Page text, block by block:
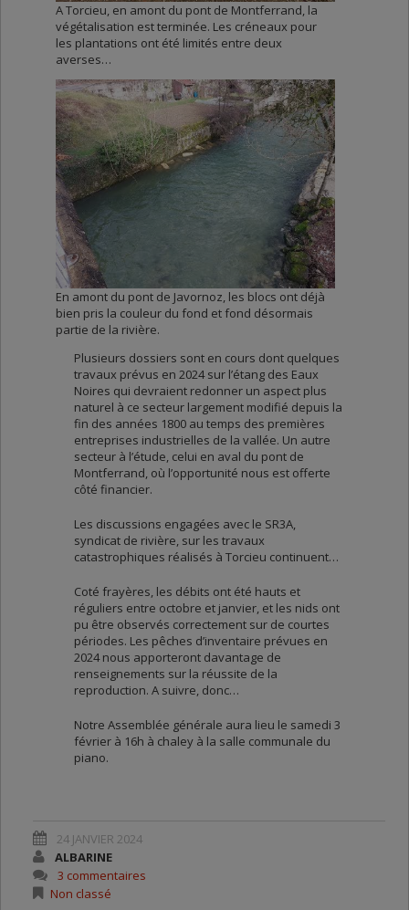
A Torcieu, en amont du pont de Montferrand, la
végétalisation est terminée. Les créneaux pour
les plantations ont été limités entre deux
averses…
En amont du pont de Javornoz, les blocs ont déjà
bien pris la couleur du fond et fond désormais
partie de la rivière.
Plusieurs dossiers sont en cours dont quelques
travaux prévus en 2024 sur l’étang des Eaux
Noires qui devraient redonner un aspect plus
naturel à ce secteur largement modifié depuis la
fin des années 1800 au temps des premières
entreprises industrielles de la vallée. Un autre
secteur à l’étude, celui en aval du pont de
Montferrand, où l’opportunité nous est offerte
côté financier.
Les discussions engagées avec le SR3A,
syndicat de rivière, sur les travaux
catastrophiques réalisés à Torcieu continuent…
Coté frayères, les débits ont été hauts et
réguliers entre octobre et janvier, et les nids ont
pu être observés correctement sur de courtes
périodes. Les pêches d’inventaire prévues en
2024 nous apporteront davantage de
renseignements sur la réussite de la
reproduction. A suivre, donc…
Notre Assemblée générale aura lieu le samedi 3
février à 16h à chaley à la salle communale du
piano.
24 JANVIER 2024
ALBARINE
3 commentaires
Non classé